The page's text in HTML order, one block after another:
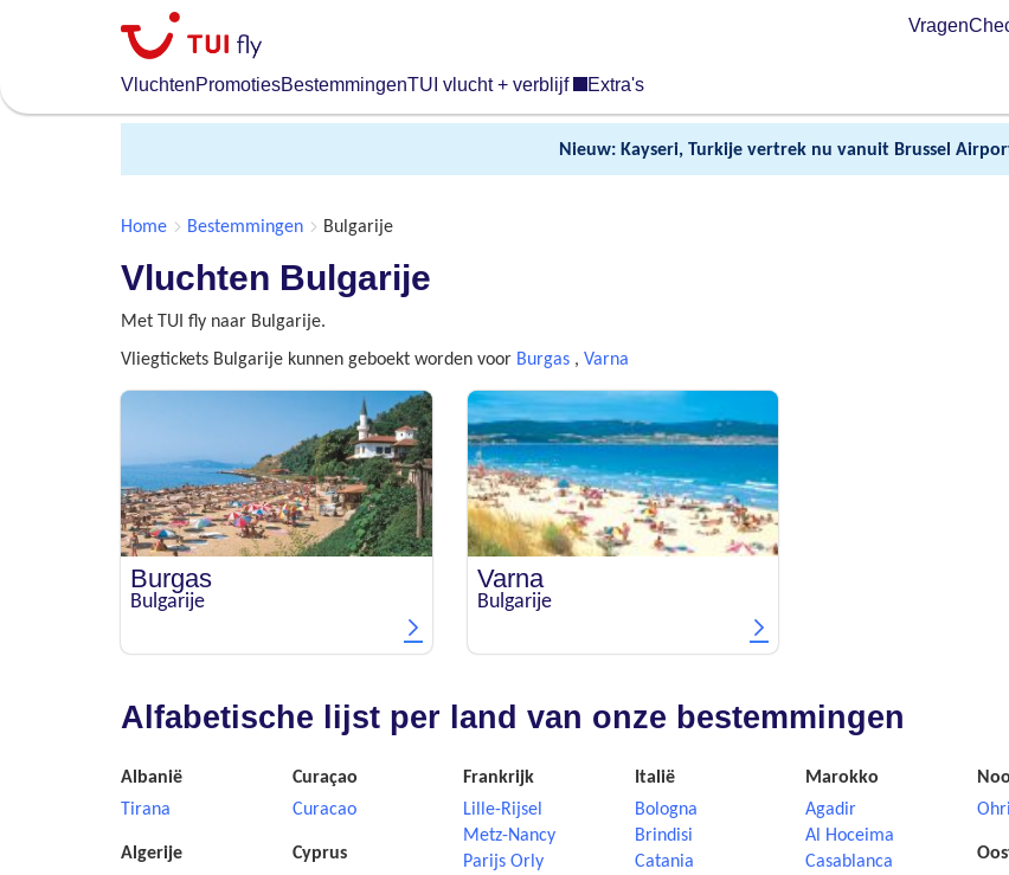
content
VluchtenPromotiesBestemmingenTUI vlucht + verblijf Extra's
Vragen
Nieuw: Kayseri, Turkije vertrek nu vanuit Brussel
Home Bestemmingen Bulgarije
Vluchten Bulgarije
Met TUI fly naar Bulgarije.
Vliegtickets Bulgarije kunnen geboekt worden voor Burgas , Varna
Burgas
Bulgarije
Varna
Bulgarije
Alfabetische lijst per land van onze bestemmingen
Albanië
Tirana
Algerije
Curaçao
Curacao
Cyprus
Frankrijk
Lille-Rijsel
Metz-Nancy
Parijs Orly
Italië
Bologna
Brindisi
Catania
Marokko
Agadir
Al Hoceima
Casablanca